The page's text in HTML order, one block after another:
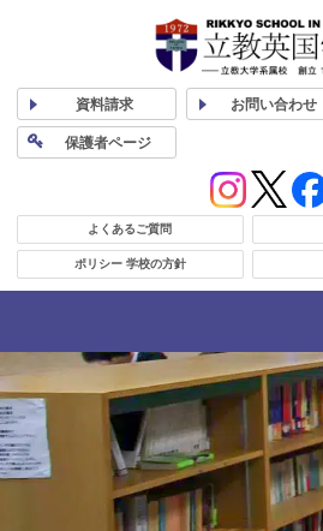
資料請求 お問い合わせ
保護者ページ
よくあるご質問
ポリシー 学校の方針